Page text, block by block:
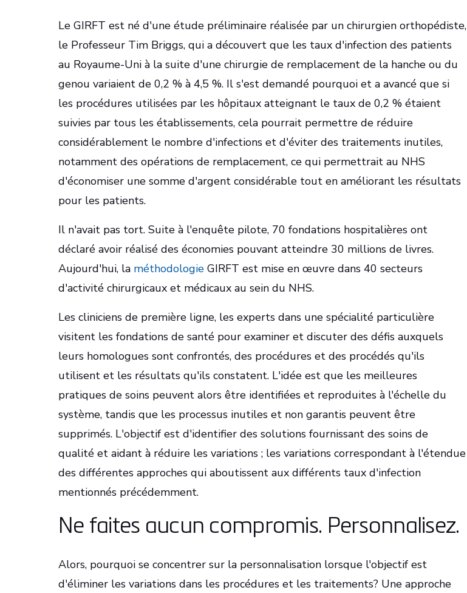
Le GIRFT est né d'une étude préliminaire réalisée par un chirurgien orthopédiste,
le Professeur Tim Briggs, qui a découvert que les taux d'infection des patients
au Royaume-Uni à la suite d'une chirurgie de remplacement de la hanche ou du
genou variaient de 0,2 % à 4,5 %. Il s'est demandé pourquoi et a avancé que si
les procédures utilisées par les hôpitaux atteignant le taux de 0,2 % étaient
suivies par tous les établissements, cela pourrait permettre de réduire
considérablement le nombre d'infections et d'éviter des traitements inutiles,
notamment des opérations de remplacement, ce qui permettrait au NHS
d'économiser une somme d'argent considérable tout en améliorant les résultats
pour les patients.
Il n'avait pas tort. Suite à l'enquête pilote, 70 fondations hospitalières ont
déclaré avoir réalisé des économies pouvant atteindre 30 millions de livres.
Aujourd'hui, la méthodologie GIRFT est mise en œuvre dans 40 secteurs
d'activité chirurgicaux et médicaux au sein du NHS.
Les cliniciens de première ligne, les experts dans une spécialité particulière
visitent les fondations de santé pour examiner et discuter des défis auxquels
leurs homologues sont confrontés, des procédures et des procédés qu'ils
utilisent et les résultats qu'ils constatent. L'idée est que les meilleures
pratiques de soins peuvent alors être identifiées et reproduites à l'échelle du
système, tandis que les processus inutiles et non garantis peuvent être
supprimés. L'objectif est d'identifier des solutions fournissant des soins de
qualité et aidant à réduire les variations ; les variations correspondant à l'étendue
des différentes approches qui aboutissent aux différents taux d'infection
mentionnés précédemment.
Ne faites aucun compromis. Personnalisez.
Alors, pourquoi se concentrer sur la personnalisation lorsque l'objectif est
d'éliminer les variations dans les procédures et les traitements? Une approche